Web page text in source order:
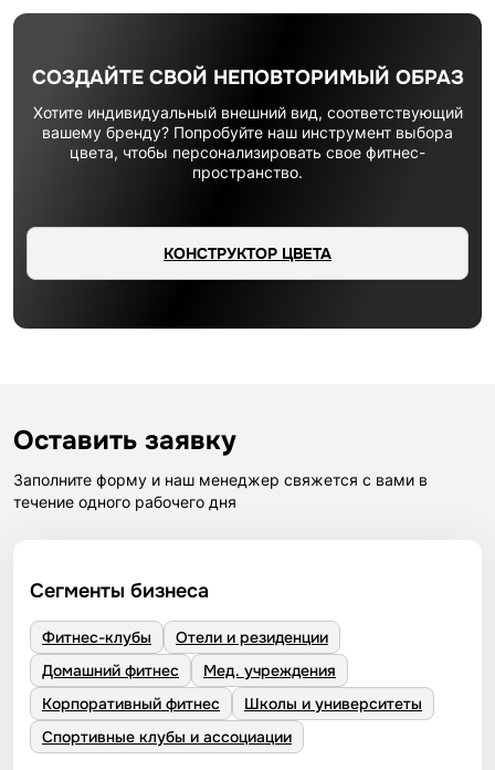
СОЗДАЙТЕ СВОЙ НЕПОВТОРИМЫЙ ОБРАЗ
Хотите индивидуальный внешний вид, соответствующий
вашему бренду? Попробуйте наш инструмент выбора
цвета, чтобы персонализировать свое фитнес-
пространство.
КОНСТРУКТОР ЦВЕТА
Оставить заявку
Заполните форму и наш менеджер свяжется с вами в
течение одного рабочего дня
Сегменты бизнеса
Фитнес-клубы
Отели и резиденции
Домашний фитнес
Мед. учреждения
Корпоративный фитнес
Школы и университеты
Спортивные клубы и ассоциации